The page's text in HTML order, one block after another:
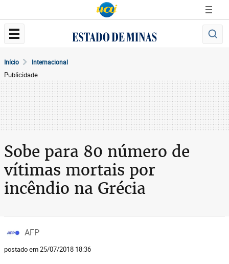
Início Internacional
Publicidade
Sobe para 80 número de
vítimas mortais por
incêndio na Grécia
AFP
postado em 25/07/2018 18:36